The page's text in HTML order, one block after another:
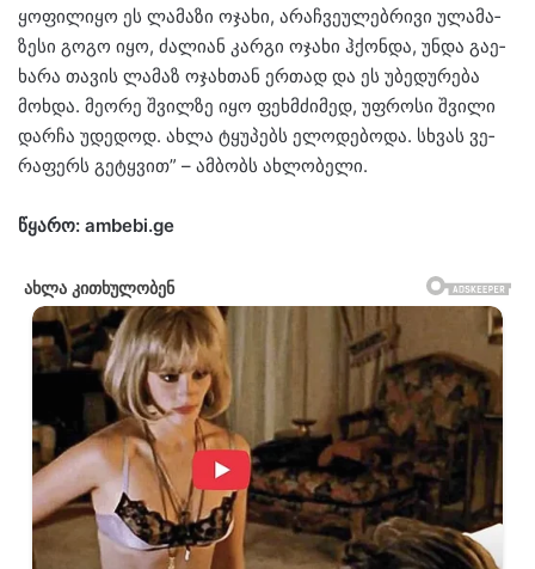
ყო­ფი­ლი­ყო ეს ლა­მა­ზი ოჯა­ხი, არაჩ­ვე­უ­ლებ­რი­ვი ულა­მა­
ზე­სი გოგო იყო, ძა­ლი­ან კარ­გი ოჯა­ხი ჰქონ­და, უნდა გა­ე­
ხა­რა თა­ვის ლა­მაზ ოჯახ­თან ერ­თად და ეს უბე­დუ­რე­ბა
მოხ­და. მე­ო­რე შვილ­ზე იყო ფეხ­მძი­მედ, უფ­რო­სი შვი­ლი
დარ­ჩა უდე­დოდ. ახლა ტყუ­პებს ელო­დე­ბო­და. სხვას ვე­
რა­ფერს გე­ტყვით” – ამ­ბობს ახ­ლო­ბე­ლი.
წყარო: ambebi.ge